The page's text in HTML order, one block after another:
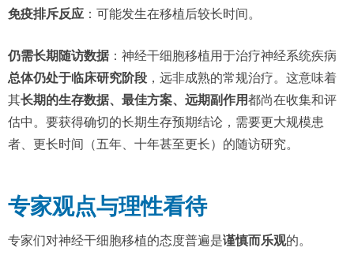
免疫排斥反应 ：可能发生在移植后较长时间。
仍需长期随访数据：神经干细胞移植用于治疗神经系统疾病
总体仍处于临床研究阶段 ，远非成熟的常规治疗。这意味着
其长期的生存数据、最佳方案、远期副作用都尚在收集和评
估中。要获得确切的长期生存预期结论，需要更大规模患
者、更长时间（五年、十年甚至更长）的随访研究。
专家观点与理性看待
专家们对神经干细胞移植的态度普遍是谨慎而乐观的。